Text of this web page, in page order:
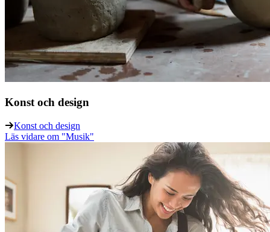
Konst och design
Konst och design
Läs vidare om "Musik"